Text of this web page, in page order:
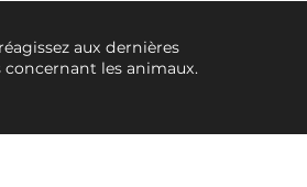
aux dernières
les animaux.